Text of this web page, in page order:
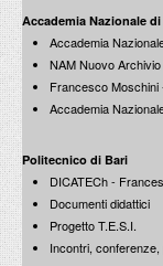
Roma 1771-
28-30 novembre
Architettura e
Paradigmi della
27 novembre 2013
Riviste
14 dicembre 2012
Studi su
17 dicembre 2012
Giornata di
5 dicembre 2011
Inchiesta su
Accademia Nazionale
Accademia
NAM Nuovo
Francesco
Accademia
Politecnico di Bari
DICATECh -
Documenti didattici
Progetto T.E.S.I.
Incontri,